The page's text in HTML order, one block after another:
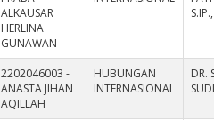
ALKAUSAR
HERLINA
GUNAWAN
2202046003 -
ANASTA JIHAN
AQILLAH
HUBUNGAN
INTERNASIONAL
DR.